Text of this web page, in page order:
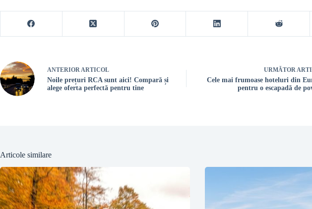
ANTERIORARTICOL
Noile prețuri RCA sunt aici! Compară și
alege oferta perfectă pentru tine
URMĂTOR
Cele mai frumoase hoteluri din
pentru o escapadă de
Articole similare